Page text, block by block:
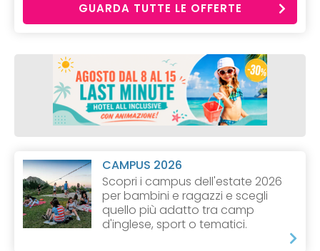
GUARDA TUTTE LE OFFERTE
CAMPUS 2026
Scopri i campus dell'estate 2026
per bambini e ragazzi e scegli
quello più adatto tra camp
d'inglese, sport o tematici.